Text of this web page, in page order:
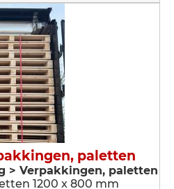
paletten
> Verpakkingen, paletten
1200 x 800 mm